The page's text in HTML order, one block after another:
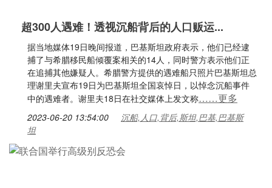
超300人遇难！透视沉船背后的人口贩运...
据当地媒体19日晚间报道，巴基斯坦政府表示，他们已经逮
捕了与希腊移民船倾覆案相关的14人，同时警方表示他们正
在追捕其他嫌疑人。希腊警方提供的遇难船只照片巴基斯坦总
理谢里夫宣布19日为巴基斯坦全国哀悼日，以悼念沉船事件
中的遇难者。谢里夫18日在社交媒体上发文称……更多
2023-06-20 13:54:00
沉船,人口,背后,斯坦,巴基,巴基斯
坦